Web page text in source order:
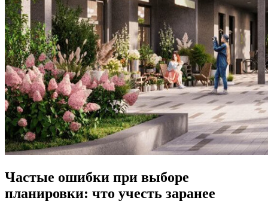
Частые ошибки при выборе
планировки: что учесть заранее